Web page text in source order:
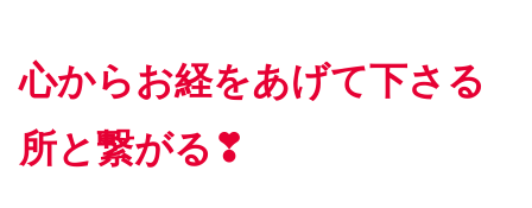
心からお経をあげて下さる
所と繋がる❣